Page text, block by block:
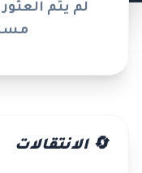
لم يتم
🔄 الانتقالات